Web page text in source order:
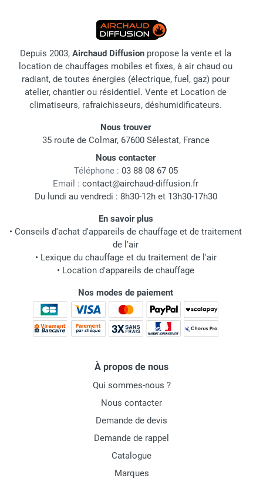
Depuis 2003, Airchaud Diffusion propose la vente et la
location de chauffages mobiles et fixes, à air chaud ou
radiant, de toutes énergies (électrique, fuel, gaz) pour
atelier, chantier ou résidentiel. Vente et Location de
climatiseurs, rafraichisseurs, déshumidificateurs.
Nous trouver
35 route de Colmar, 67600 Sélestat, France
Nous contacter
Téléphone : 03 88 08 67 05
Email : contact@airchaud-diffusion.fr
Du lundi au vendredi : 8h30-12h et 13h30-17h30
En savoir plus
• Conseils d'achat d'appareils de chauffage et de traitement
de l'air
• Lexique du chauffage et du traitement de l'air
• Location d'appareils de chauffage
Nos modes de paiement
À propos de nous
Qui sommes-nous ?
Nous contacter
Demande de devis
Demande de rappel
Catalogue
Marques